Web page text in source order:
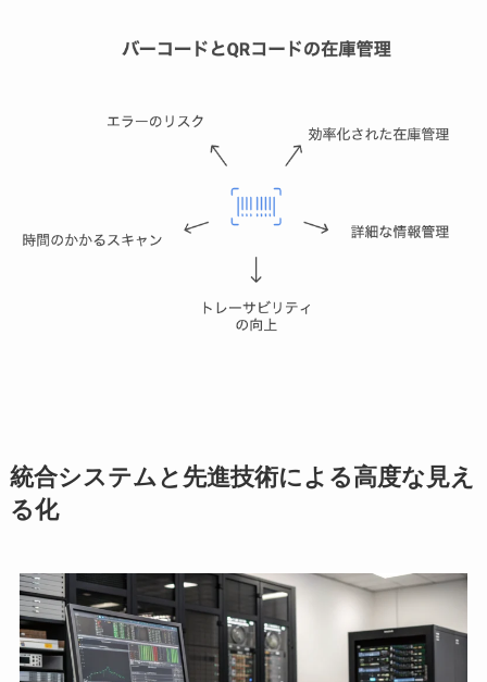
統合システムと先進技術による高度な見え
る化